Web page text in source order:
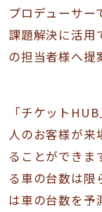
プロデューサー
課題解決に活用
の担当者様へ提
「チケット
人のお客様が来
ることができま
る車の台数は限
は車の台数を予